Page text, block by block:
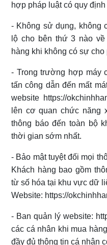
hợp pháp luật có quy định
- Không sử dụng, không
lộ cho bên thứ 3 nào
hàng khi không có sự
- Trong trường hợp máy
tấn công dẫn đến mất
website https://
lên cơ quan chức năng
thông báo đến toàn bộ
thời gian sớm nhất.
- Bảo mật tuyệt đối mọi
Khách hàng bao gồm
từ số hóa tại khu vực dữ
Website: https://
- Ban quản lý website:
các cá nhân khi mua
đầy đủ thông tin cá nhân